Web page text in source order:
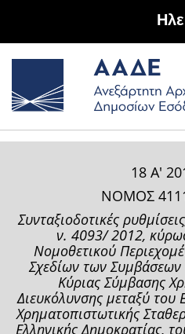
18 Α'
ΝΟΜΟΣ
Συνταξιοδοτικές
ν. 4093/ 2012,
Νοµοθετικού
Σχεδίων των Συµβάσεων
Κύριας Σύµβασης
Διευκόλυνσης µεταξύ του
Χρηµατοπιστωτικής
Ελληνικής Δηµοκρατίας,